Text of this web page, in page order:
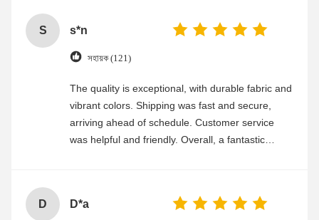
S s*n
সহায়ক (121)
The quality is exceptional, with durable fabric and
vibrant colors. Shipping was fast and secure,
arriving ahead of schedule. Customer service
was helpful and friendly. Overall, a fantastic
D D*a